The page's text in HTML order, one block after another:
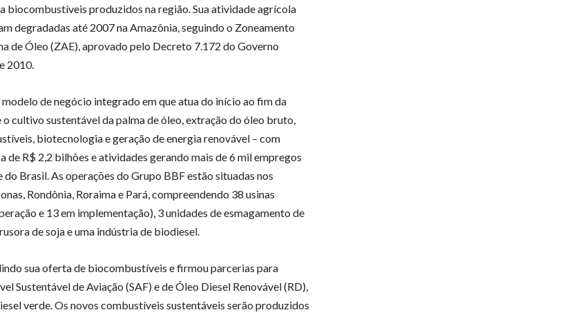
biocombustíveis produzidos na região. Sua atividade agrícola
degradadas até 2007 na Amazônia, seguindo o Zoneamento
de Óleo (ZAE), aprovado pelo Decreto 7.172 do Governo
2010.
de negócio integrado em que atua do início ao fim da
o cultivo sustentável da palma de óleo, extração do óleo bruto,
biotecnologia e geração de energia renovável – com
de R$ 2,2 bilhões e atividades gerando mais de 6 mil empregos
Brasil. As operações do Grupo BBF estão situadas nos
Rondônia, Roraima e Pará, compreendendo 38 usinas
e 13 em implementação), 3 unidades de esmagamento de
de soja e uma indústria de biodiesel.
sua oferta de biocombustíveis e firmou parcerias para
Sustentável de Aviação (SAF) e de Óleo Diesel Renovável (RD),
verde. Os novos combustíveis sustentáveis serão produzidos